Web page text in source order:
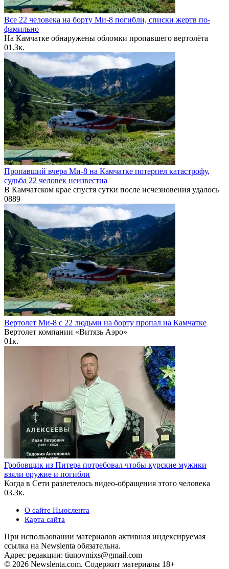
Все 22 человека на борту Ми-8 погибли, списки жертв по-
фамильно
На Камчатке обнаружены обломки пропавшего вертолёта
01.3к.
Пропавший вчера Ми-8 на Камчатке потерпел катастрофу,
судьба 22 человек неизвестна
В Камчатском крае спустя сутки после исчезновения удалось
0889
Вертолет Ми-8 с 22 людьми на борту пропал на Камчатке
Вертолет компании «Витязь Аэро»
01к.
Гробовщик из Питера потребовал чтобы курские мужики
взяли оружие и погибли
Когда в Сети разлетелось видео-обращения этого человека
03.3к.
О сайте Ньюслента
Карта сайта
При использовании материалов активная индексируемая
ссылка на Newslenta обязательна.
Адрес редакции: tiunovmixs@gmail.com
© 2026 Newslenta.com. Содержит материалы 18+